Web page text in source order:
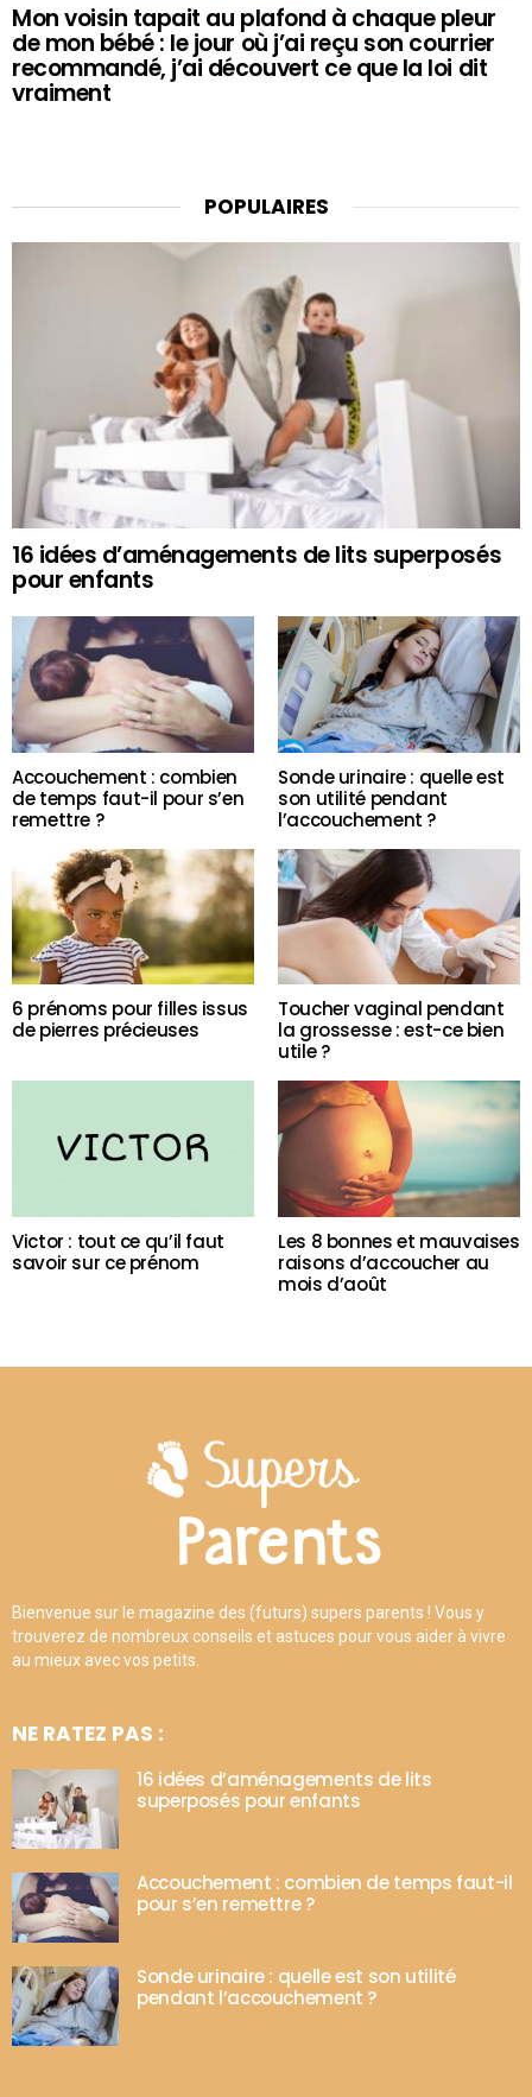
Mon voisin tapait au plafond à chaque pleur
de mon bébé : le jour où j’ai reçu son courrier
recommandé, j’ai découvert ce que la loi dit
vraiment
POPULAIRES
16 idées d’aménagements de lits superposés
pour enfants
Accouchement : combien
de temps faut-il pour s’en
remettre ?
Sonde urinaire : quelle est
son utilité pendant
l’accouchement ?
6 prénoms pour filles issus
de pierres précieuses
Toucher vaginal pendant
la grossesse : est-ce bien
utile ?
Victor : tout ce qu’il faut
savoir sur ce prénom
Les 8 bonnes et mauvaises
raisons d’accoucher au
mois d’août
Bienvenue sur le magazine des (futurs) supers parents ! Vous y
trouverez de nombreux conseils et astuces pour vous aider à vivre
au mieux avec vos petits.
NE RATEZ PAS :
16 idées d’aménagements de lits
superposés pour enfants
Accouchement : combien de temps faut-il
pour s’en remettre ?
Sonde urinaire : quelle est son utilité
pendant l’accouchement ?